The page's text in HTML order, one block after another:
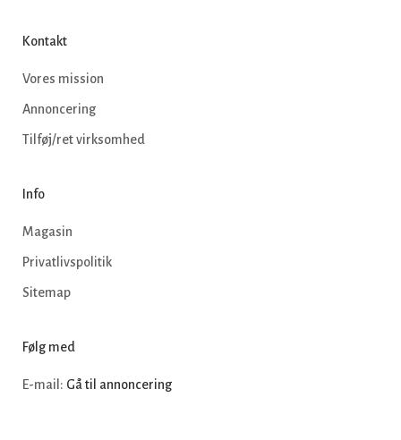
Kontakt
Vores mission
Annoncering
Tilføj/ret virksomhed
Info
Magasin
Privatlivspolitik
Sitemap
Følg med
E-mail: Gå til annoncering